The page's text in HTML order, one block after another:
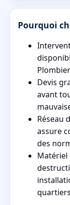
Pourquoi
Devis
avant
Réseau
assure
des
Matériel